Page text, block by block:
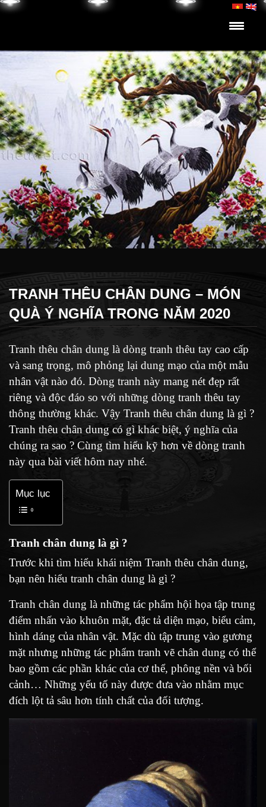
Skip to content
TRANH THÊU CHÂN DUNG – MÓN
QUÀ Ý NGHĨA TRONG NĂM 2020
Tranh thêu chân dung là dòng tranh thêu tay cao cấp
và sang trọng, mô phỏng lại dung mạo của một mẫu
nhân vật nào đó. Dòng tranh này mang nét đẹp rất
riêng và độc đáo so với những dòng tranh thêu tay
thông thường khác. Vậy Tranh thêu chân dung là gì ?
Tranh thêu chân dung có gì khác biệt, ý nghĩa của
chúng ra sao ? Cùng tìm hiểu kỹ hơn về dòng tranh
này qua bài viết hôm nay nhé.
Mục lục
Tranh chân dung là gì ?
Trước khi tìm hiểu khái niệm Tranh thêu chân dung,
bạn nên hiểu tranh chân dung là gì ?
Tranh chân dung là những tác phẩm hội họa tập trung
điểm nhấn vào khuôn mặt, đặc tả diện mạo, biểu cảm,
hình dáng của nhân vật. Mặc dù tập trung vào gương
mặt nhưng những tác phẩm tranh vẽ chân dung có thể
bao gồm các phần khác của cơ thể, phông nền và bối
cảnh… Những yếu tố này được đưa vào nhằm mục
đích lột tả sâu hơn tính chất của đối tượng.